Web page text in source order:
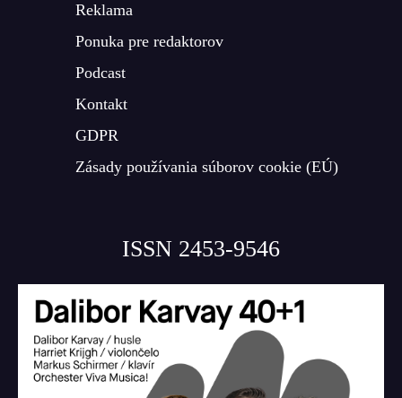
Reklama
Ponuka pre redaktorov
Podcast
Kontakt
GDPR
Zásady používania súborov cookie (EÚ)
ISSN 2453-9546